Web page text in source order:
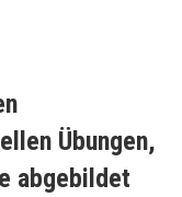
Übungen,
abgebildet